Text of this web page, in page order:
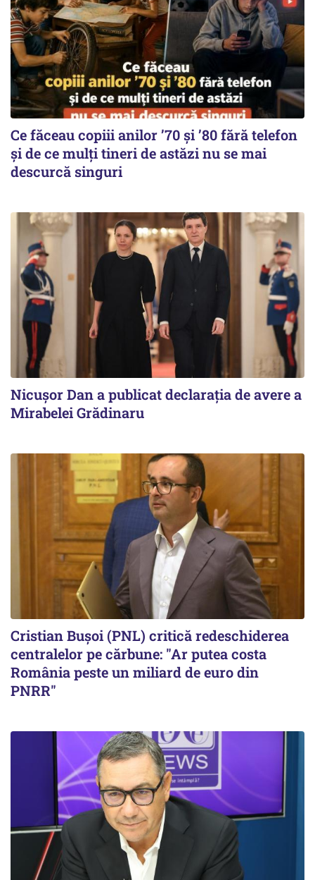
Ce făceau copiii anilor ’70 și ’80 fără telefon
și de ce mulți tineri de astăzi nu se mai
descurcă singuri
Nicuşor Dan a publicat declaraţia de avere a
Mirabelei Grădinaru
Cristian Bușoi (PNL) critică redeschiderea
centralelor pe cărbune: "Ar putea costa
România peste un miliard de euro din
PNRR"